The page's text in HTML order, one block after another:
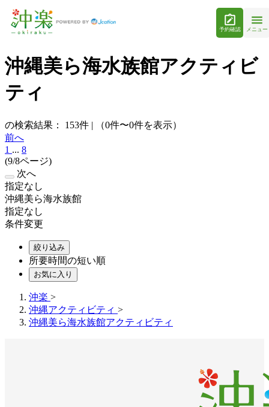
予約確認 メニュー
沖縄美ら海水族館アクティビ
ティ
の検索結果： 153件 |
（0件〜0件を表示）
前へ
1 ... 8
(9/8ページ)
次へ
指定なし
沖縄美ら海水族館
指定なし
条件変更
絞り込み
所要時間の短い順
お気に入り
沖楽 >
沖縄アクティビティ >
沖縄美ら海水族館アクティビティ